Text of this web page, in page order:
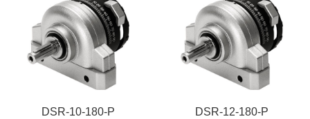
DSR-10-180-P
DSR-12-180-P